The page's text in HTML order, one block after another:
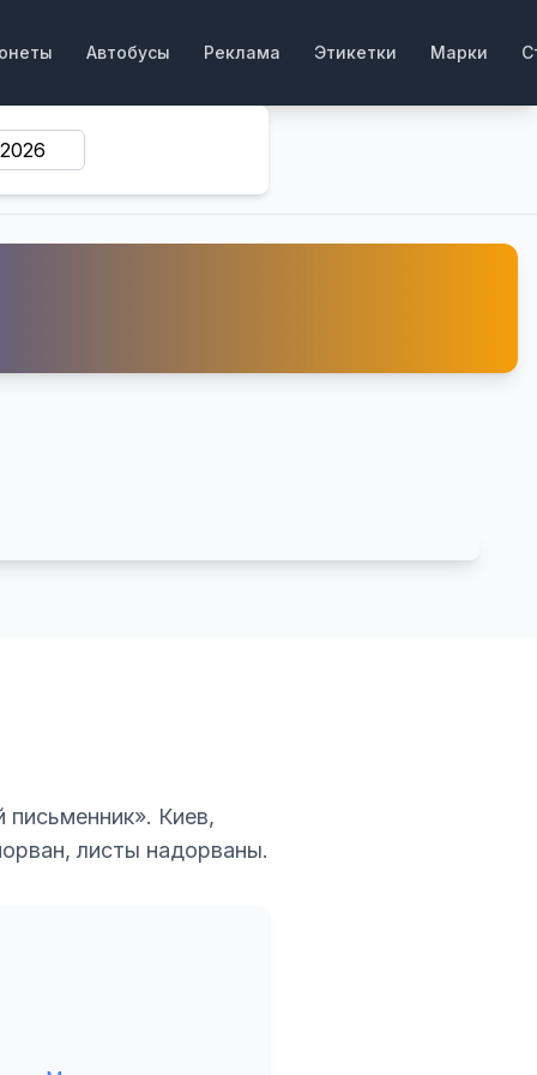
Автобусы Реклама Этикетки Марки
Киев,
листы надорваны.